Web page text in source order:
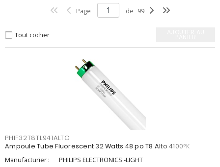
Page de 99
Tout cocher
PHIF32T8TL941ALTO
Ampoule Tube Fluorescent 32 Watts 48 po T8 Alto 4100°K
Manufacturier :
PHILIPS ELECTRONICS -LIGHT